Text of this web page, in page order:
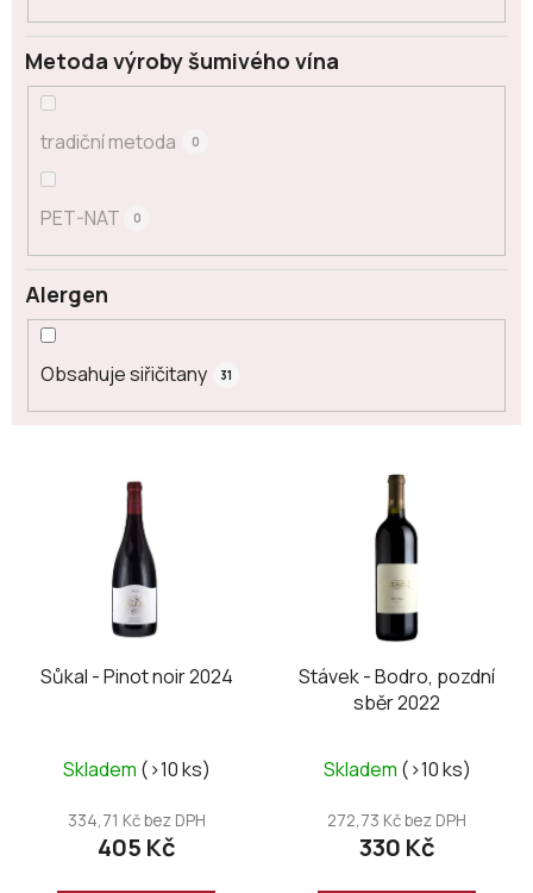
Metoda výroby šumivého vína
tradiční metoda 0
PET-NAT 0
Alergen
Obsahuje siřičitany 31
Sůkal - Pinot noir 2024
Skladem (>10 ks)
334,71 Kč bez DPH
405 Kč
Stávek - Bodro, pozdní
sběr 2022
Skladem (>10 ks)
272,73 Kč bez DPH
330 Kč